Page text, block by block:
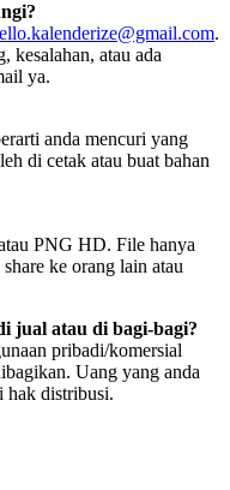
.
kesalahan, atau ada
ya.
anda mencuri yang
di cetak atau buat bahan
PNG HD. File hanya
ke orang lain atau
jual atau di bagi-bagi?
pribadi/komersial
Uang yang anda
hak distribusi.